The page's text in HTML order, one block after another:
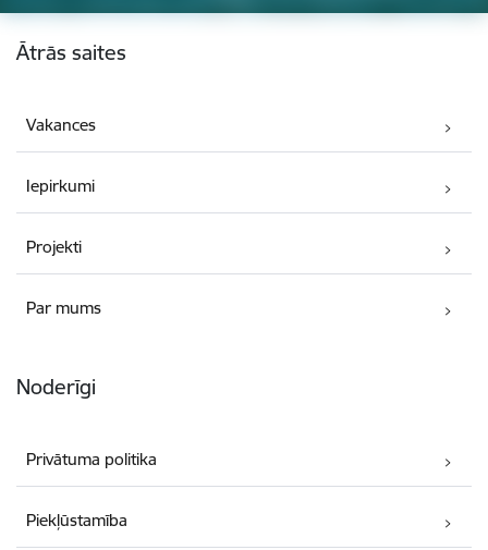
Kājene
Ātrās saites
Vakances
Iepirkumi
Projekti
Par mums
Noderīgi
Privātuma politika
Piekļūstamība